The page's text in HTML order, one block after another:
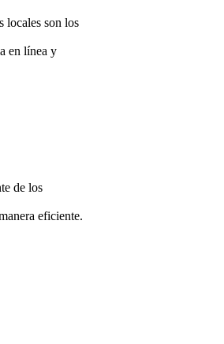
locales son los
en línea y
de los
eficiente.